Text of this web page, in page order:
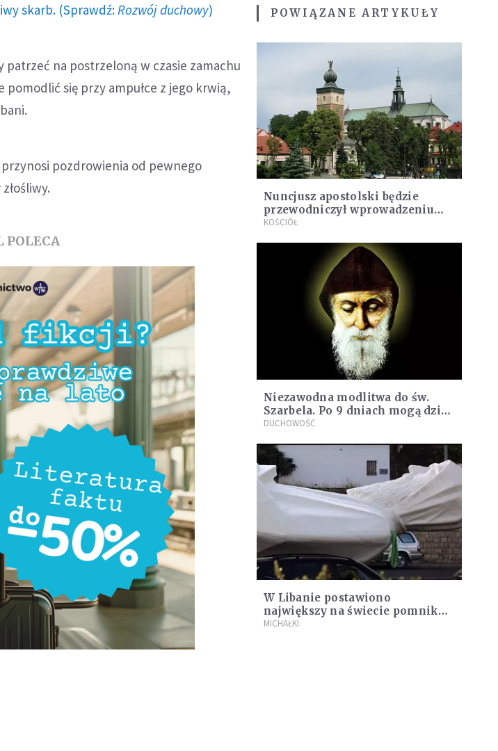
skarb. (Sprawdź: Rozwój duchowy)
na postrzeloną w czasie zamachu
pomodlić się przy ampułce z jego krwią,
pozdrowienia od pewnego
POLECA
POWIĄZANE ARTYKUŁY
Nuncjusz apostolski będzie
przewodniczył wprowadzeniu
relikwii bł. Bartolo Longo
KOŚCIÓŁ
Niezawodna modlitwa do św.
Szarbela. Po 9 dniach mogą dziać
się cuda
DUCHOWOŚĆ
W Libanie postawiono
największy na świecie pomnik
św. Charbela [WIDEO]
MICHAŁKI